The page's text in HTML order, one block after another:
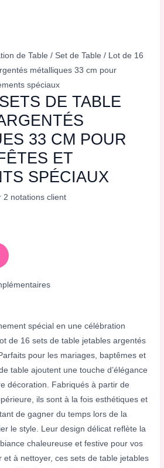
de Table / Set de Table / Lot de 16
métalliques 33 cm pour
spéciaux
DE TABLE
33 CM POUR
ET
SPÉCIAUX
2 notations client
spécial en une célébration
de 16 sets de table jetables argentés
pour les mariages, baptêmes et
table ajoutent une touche d’élégance
décoration. Fabriqués à partir de
ils sont à la fois esthétiques et
de gagner du temps lors de la
le style. Leur design délicat reflète la
chaleureuse et festive pour vos
et à nettoyer, ces sets de table jetables